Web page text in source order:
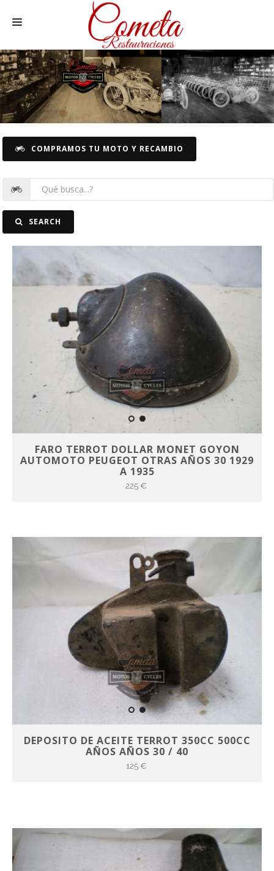
HOME
MOTOS NACIONALES Y OTRAS
REC. MOTOS
COMPRAMOS TU MOTO Y RECAMBIO
SEARCH
FARO TERROT DOLLAR MONET GOYON
AUTOMOTO PEUGEOT OTRAS AÑOS 30 1929
A 1935
225 €
DEPOSITO DE ACEITE TERROT 350CC 500CC
AÑOS AÑOS 30 / 40
125 €